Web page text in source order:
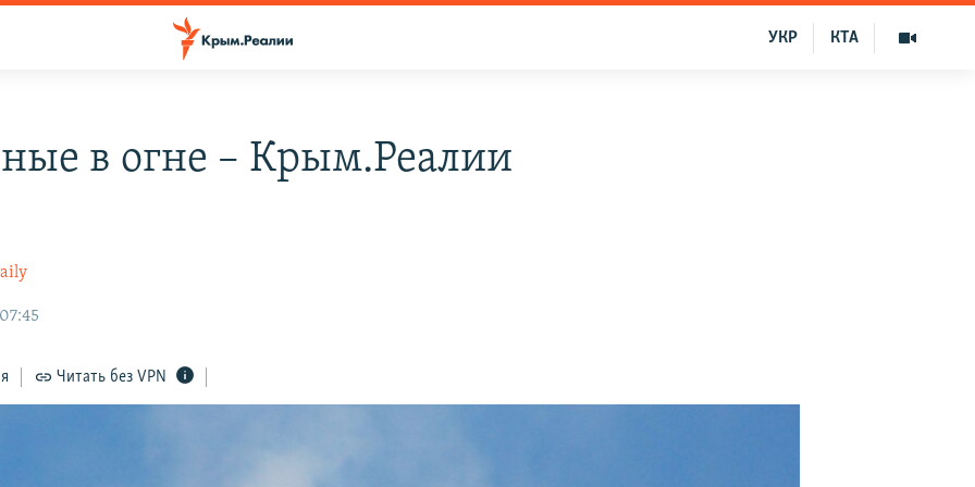
КТА
УКР
в огне – Крым.Реалии
Читать без VPN